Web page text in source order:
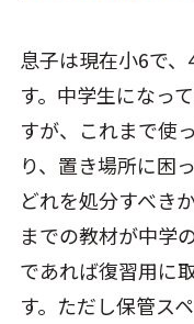
息子は現在小6で
す。中学生になっ
すが、これまで使
り、置き場所に困
どれを処分すべき
までの教材が中学
であれば復習用に
す。ただし保管ス